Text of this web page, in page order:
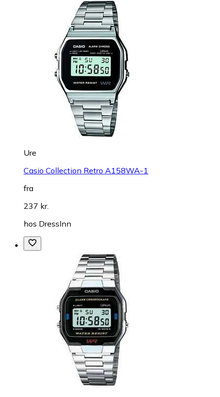
Ure
Casio Collection Retro A158WA-1
fra
237 kr.
hos DressInn